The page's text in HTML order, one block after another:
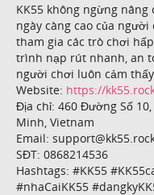
KK55 không ngừng
ngày càng cao của
tham gia các trò chơi
trình nạp rút nhanh, an
người chơi luôn cảm
Website: https://
Địa chỉ: 460 Đường Số
Minh, Vietnam
Email:
SĐT: 0868214536
Hashtags: #KK55
#nhaCaiKK55